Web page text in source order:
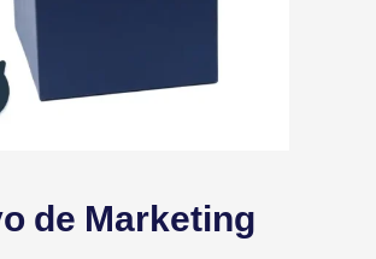
de Marketing